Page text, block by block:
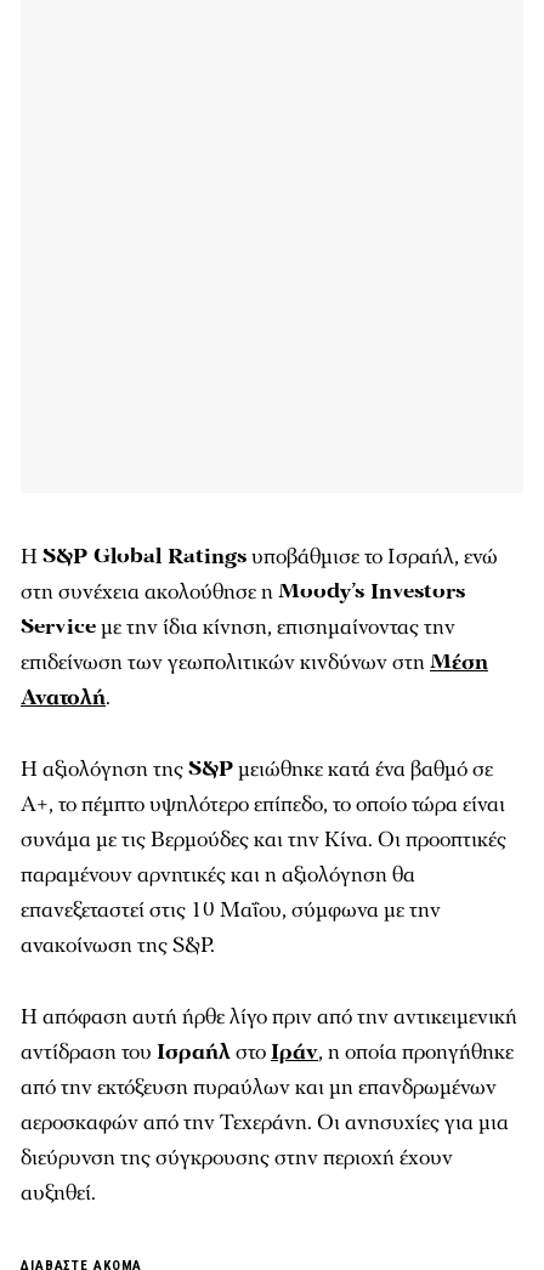
ΗS&P Global Ratingsυποβάθμισε το Ισραήλ, ενώ
στη συνέχεια ακολούθησε ηMoody’s Investors
Serviceμε την ίδια κίνηση, επισημαίνοντας την
επιδείνωση των γεωπολιτικών κινδύνων στηΜέση
Ανατολή.
Η αξιολόγηση τηςS&Pμειώθηκε κατά ένα βαθμό σε
Α+, το πέμπτο υψηλότερο επίπεδο, το οποίο τώρα είναι
συνάμα με τις Βερμούδες και την Κίνα. Οι προοπτικές
παραμένουν αρνητικές και η αξιολόγηση θα
επανεξεταστεί στις 10 Μαΐου, σύμφωνα με την
ανακοίνωση της S&P.
Η απόφαση αυτή ήρθε λίγο πριν από την αντικειμενική
αντίδραση του Ισραήλστο Ιράν, η οποία προηγήθηκε
από την εκτόξευση πυραύλων και μη επανδρωμένων
αεροσκαφών από την Τεχεράνη. Οι ανησυχίες για μια
διεύρυνση της σύγκρουσης στην περιοχή έχουν
αυξηθεί.
ΔΙΑΒΑΣΤΕ ΑΚΟΜΑ